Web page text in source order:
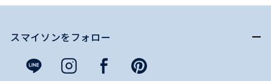
スマイソンをフォロー